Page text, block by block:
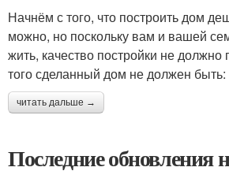
Начнём с того, что построить дом
можно, но поскольку вам и вашей
жить, качество постройки не должно
того сделанный дом не должен быть:
читать дальше →
Последние обновления